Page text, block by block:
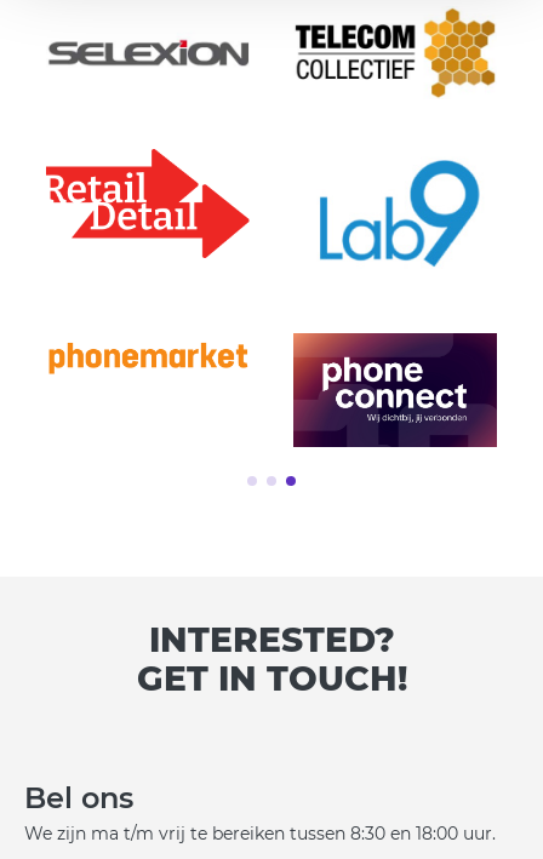
INTERESTED?
GET IN TOUCH!
Bel ons
We zijn ma t/m vrij te bereiken tussen 8:30 en 18:00 uur.